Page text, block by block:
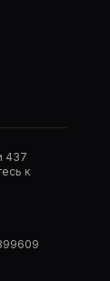
437
к